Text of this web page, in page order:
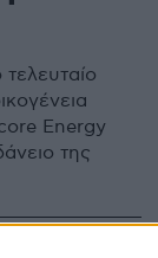
Energy
της